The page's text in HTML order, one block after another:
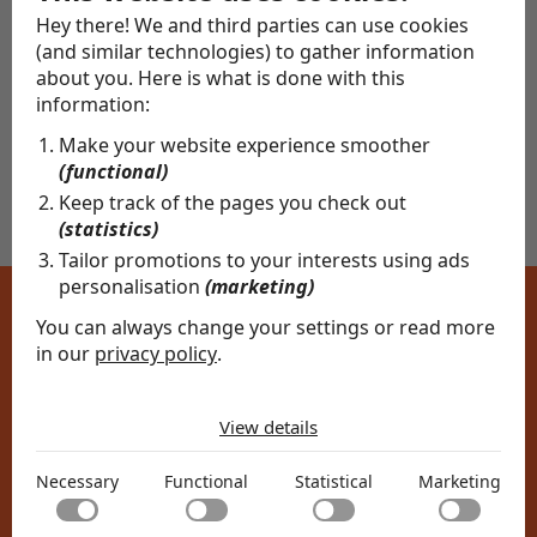
Hey there! We and third parties can use cookies
(and similar technologies) to gather information
about you. Here is what is done with this
information:
Make your website experience smoother
(functional)
Keep track of the pages you check out
(statistics)
Tailor promotions to your interests using ads
personalisation(marketing)
You can always change your settings or read more
in our privacy policy.
enabling basic functions like page navigation and access
to secure areas of the website. The website cannot
Functional
Functional cookies enable a website to remember
View details
Necessary Functional Statistical Marketing
Naar alle artikelen
Gerelateerde artikelen